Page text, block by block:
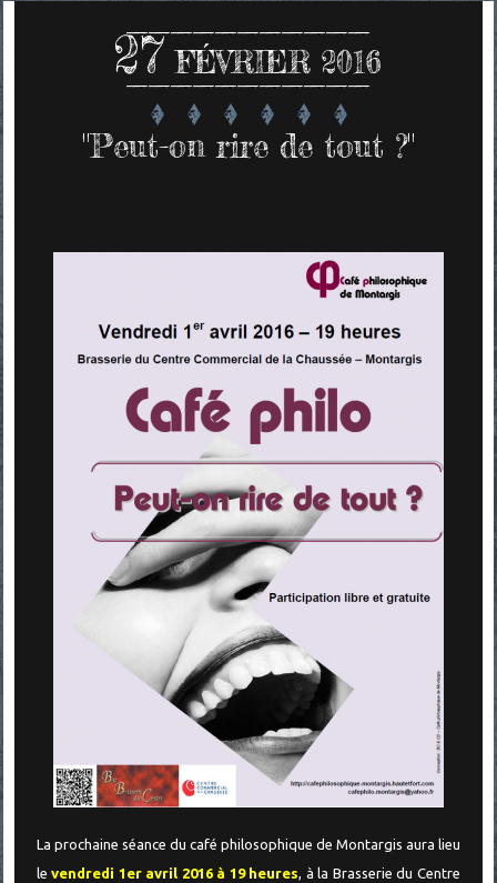
27 FÉVRIER 2016
"Peut-on rire de tout ?"
La prochaine séance du café philosophique de Montargis aura lieu
levendredi 1er avril 2016 à 19 heures , à la Brasserie du Centre